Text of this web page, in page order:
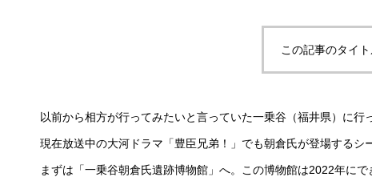
この記事のタイ
以前から相方が行ってみたいと言っていた一乗谷（福井県）に行
現在放送中の大河ドラマ「豊臣兄弟！」でも朝倉氏が登場するシ
まずは「一乗谷朝倉氏遺跡博物館」へ。この博物館は2022年に